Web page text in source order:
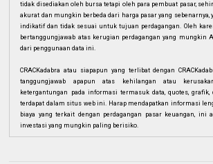
tidak disediakan oleh bursa tetapi oleh para pembuat pasar,
akurat dan mungkin berbeda dari harga pasar yang sebenarnya,
indikatif dan tidak sesuai untuk tujuan perdagangan. Oleh
bertanggungjawab atas kerugian perdagangan yang mungkin
dari penggunaan data ini.
CRACKadabra atau siapapun yang terlibat dengan
tanggungjawab apapun atas kehilangan atau
ketergantungan pada informasi termasuk data, quotes,
terdapat dalam situs web ini. Harap mendapatkan informasi
biaya yang terkait dengan perdagangan pasar keuangan, ini
investasi yang mungkin paling berisiko.